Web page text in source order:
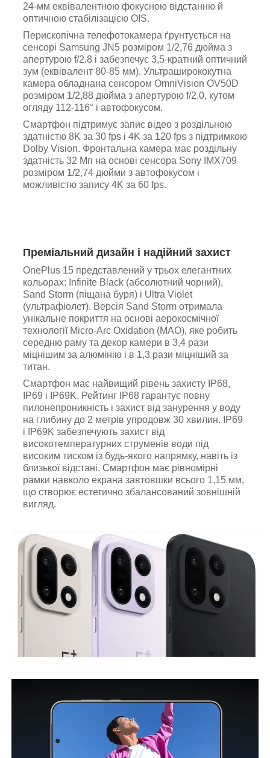
24-мм еквівалентною фокусною відстанню й
оптичною стабілізацією OIS.
Перископічна телефотокамера ґрунтується на
сенсорі Samsung JN5 розміром 1/2,76 дюйма з
апертурою f/2.8 і забезпечує 3,5-кратний оптичний
зум (еквівалент 80-85 мм). Ультраширококутна
камера обладнана сенсором OmniVision OV50D
розміром 1/2,88 дюйма з апертурою f/2.0, кутом
огляду 112-116° і автофокусом.
Смартфон підтримує запис відео з роздільною
здатністю 8K за 30 fps і 4K за 120 fps з підтримкою
Dolby Vision. Фронтальна камера має роздільну
здатність 32 Мп на основі сенсора Sony IMX709
розміром 1/2,74 дюйми з автофокусом і
можливістю запису 4K за 60 fps.
Преміальний дизайн і надійний захист
OnePlus 15 представлений у трьох елегантних
кольорах: Infinite Black (абсолютний чорний),
Sand Storm (піщана буря) і Ultra Violet
(ультрафіолет). Версія Sand Storm отримала
унікальне покриття на основі аерокосмічної
технології Micro-Arc Oxidation (MAO), яке робить
середню раму та декор камери в 3,4 рази
міцнішим за алюмінію і в 1,3 рази міцніший за
титан.
Смартфон має найвищий рівень захисту IP68,
IP69 і IP69K. Рейтинг IP68 гарантує повну
пилонепроникність і захист від занурення у воду
на глибину до 2 метрів упродовж 30 хвилин. IP69
і IP69K забезпечують захист від
високотемпературних струменів води під
високим тиском із будь-якого напрямку, навіть із
близької відстані. Смартфон має рівномірні
рамки навколо екрана завтовшки всього 1,15 мм,
що створює естетично збалансований зовнішній
вигляд.